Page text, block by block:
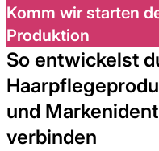
Komm wir starten
Produktion
So entwickelst
und
verbinden